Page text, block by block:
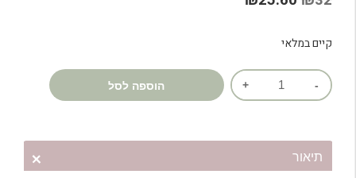
היה:
₪32.
₪25.60.
קיים במלאי
כמות
של
אתרי
מנטה
הוספה לסל
תיאור